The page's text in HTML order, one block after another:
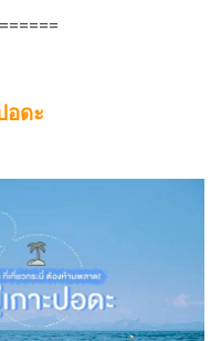
อดะ